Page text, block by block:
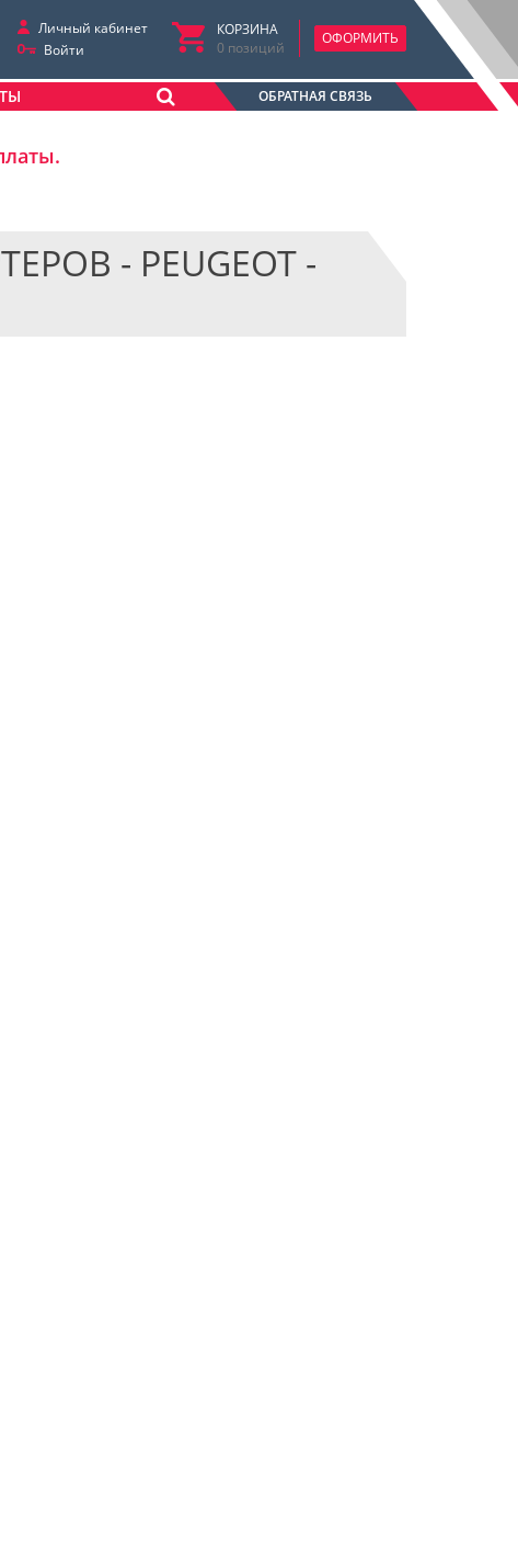
Личный кабинет
Войти
КОРЗИНА
0 позиций
ОФОРМИТЬ
ОБРАТНАЯ СВЯЗЬ
- PEUGEOT -